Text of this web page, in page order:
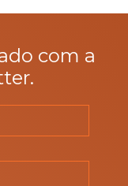
com a